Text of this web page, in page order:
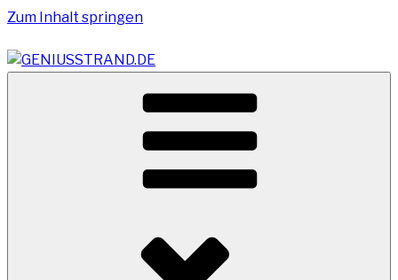
Zum Inhalt springen
GENIUSSTRAND.DE
Vom Geniusstrand zum JadeWeserPort/Container
Terminal Wilhelmshaven